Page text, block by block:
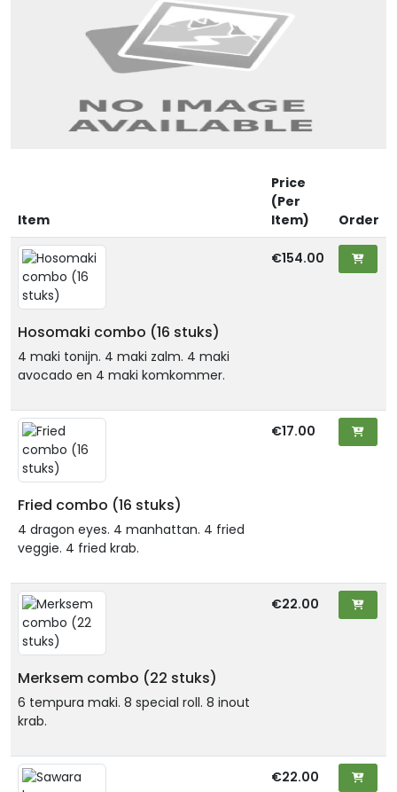
Item
Price
(Per
Item)
Order
Hosomaki combo (16 stuks)
4 maki tonijn. 4 maki zalm. 4 maki
avocado en 4 maki komkommer.
€154.00
Fried combo (16 stuks)
4 dragon eyes. 4 manhattan. 4 fried
veggie. 4 fried krab.
€17.00
Merksem combo (22 stuks)
6 tempura maki. 8 special roll. 8 inout
krab.
€22.00
€22.00